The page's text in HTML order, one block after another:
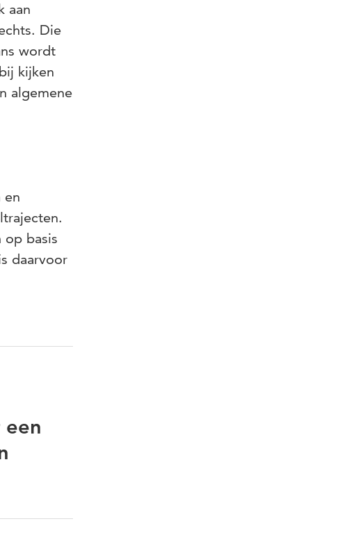
aan
Die
wordt
kijken
algemene
en
op basis
daarvoor